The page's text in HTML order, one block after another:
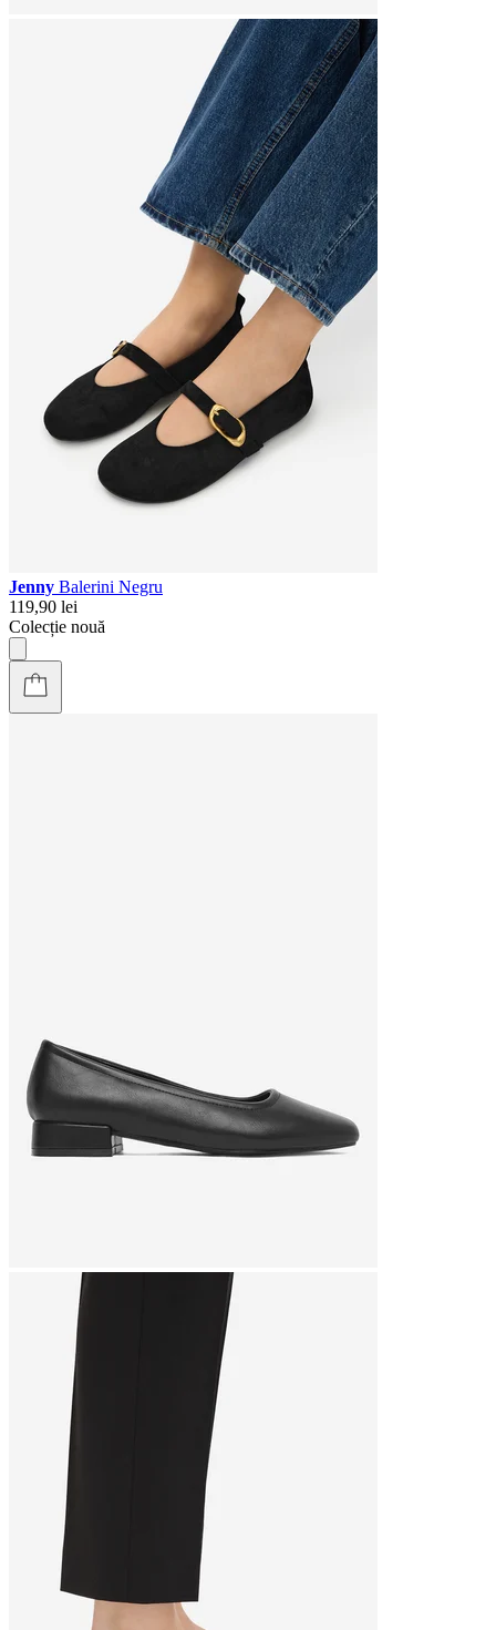
Jenny Balerini Negru
119,90 lei
Colecție nouă